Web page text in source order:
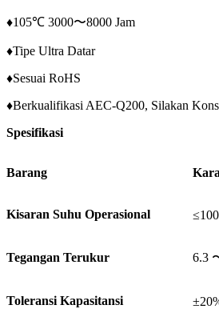
♦105℃ 3000〜8000 Jam
♦Tipe Ultra Datar
♦Sesuai RoHS
♦Berkualifikasi AEC-Q200, Silakan
Spesifikasi
Barang
Kisaran Suhu Operasional
Tegangan Terukur 6.3
Toleransi Kapasitansi